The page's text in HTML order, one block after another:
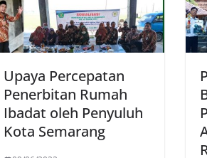
Upaya Percepatan
Penerbitan Rumah
Ibadat oleh Penyuluh
Kota Semarang